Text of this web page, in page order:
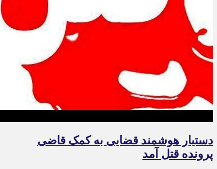
دستیار هوشمند قضایی به کمک قاضی
پرونده قتل آمد